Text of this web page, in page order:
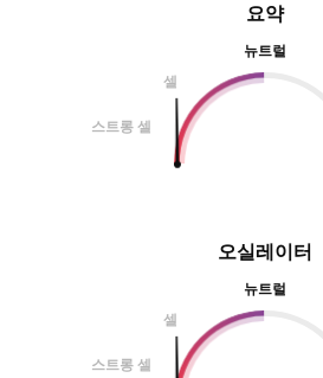
오실레이터
뉴트럴
셀
스트롱 셀
요약
뉴트럴
셀
스트롱 셀